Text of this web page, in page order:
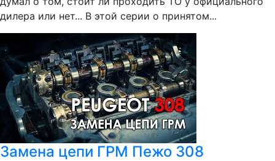
дилера или нет... В этой серии о принятом...
Замена цепи ГРМ Пежо 308